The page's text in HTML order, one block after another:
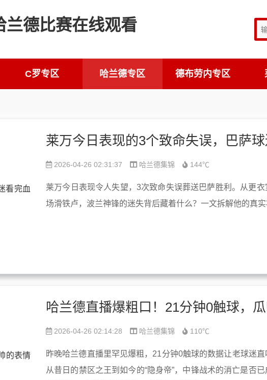
C罗专区 哈兰德专区 德布劳内专区
2026-04-26 02:31:37 哈兰德集锦 144℃
莱万今日表现令人失望，3次致命失误葬送巴萨胜利。从更衣
场滑铁卢，波兰神锋的迷失背后藏着什么？一文拆解他的真实
2026-04-26 02:14:28 哈兰德集锦 110℃
昨晚哈兰德直播里罕见爆粗，21分钟0触球的数据让老球迷直
从昔日的禁区之王到如今的“隐身帝”，中锋战术的消亡是否